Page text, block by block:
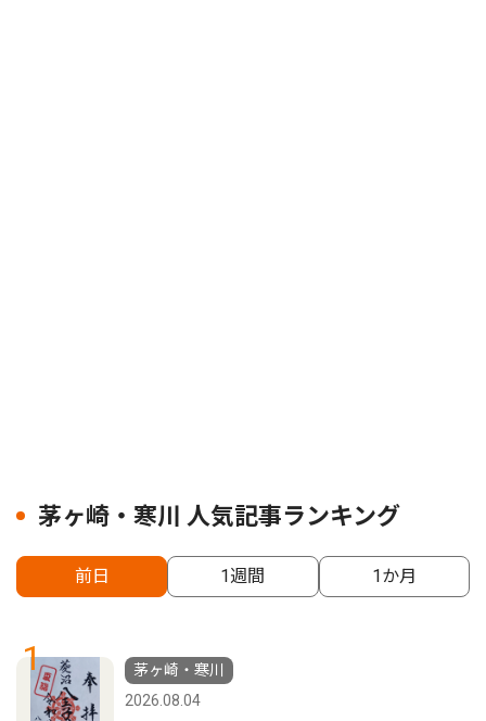
茅ヶ崎・寒川 人気記事ランキング
前日 1週間 1か月
1
茅ヶ崎・寒川
2026.08.04